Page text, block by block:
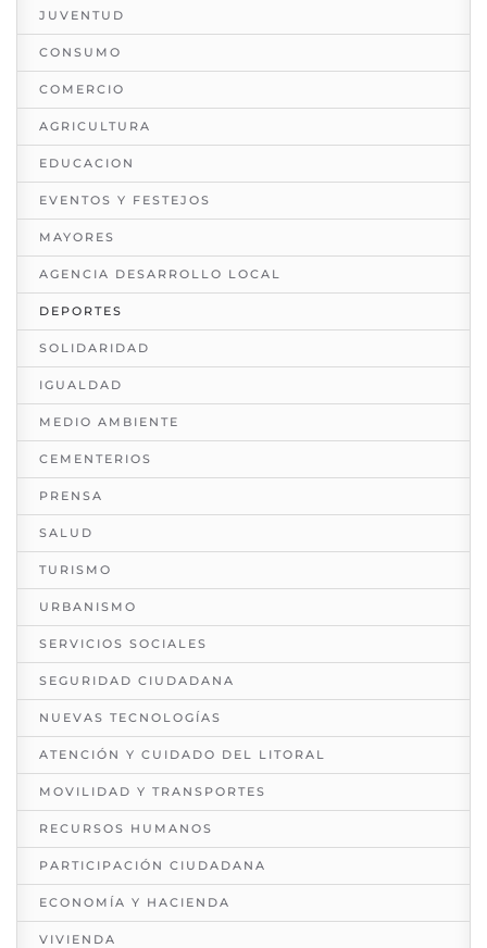
JUVENTUD
CONSUMO
COMERCIO
AGRICULTURA
EDUCACION
EVENTOS Y FESTEJOS
MAYORES
AGENCIA DESARROLLO LOCAL
DEPORTES
SOLIDARIDAD
IGUALDAD
MEDIO AMBIENTE
CEMENTERIOS
PRENSA
SALUD
TURISMO
URBANISMO
SERVICIOS SOCIALES
SEGURIDAD CIUDADANA
NUEVAS TECNOLOGÍAS
ATENCIÓN Y CUIDADO DEL LITORAL
MOVILIDAD Y TRANSPORTES
RECURSOS HUMANOS
PARTICIPACIÓN CIUDADANA
ECONOMÍA Y HACIENDA
VIVIENDA